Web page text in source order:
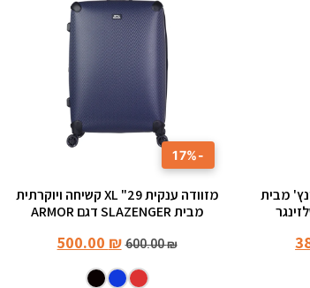
למטוס 20 אינץ' מבית
-17%
מזוודה ענקית 29" XL קשיחה ויוקרתית
מבית SLAZENGER דגם ARMOR
600.00₪
500.00 ₪